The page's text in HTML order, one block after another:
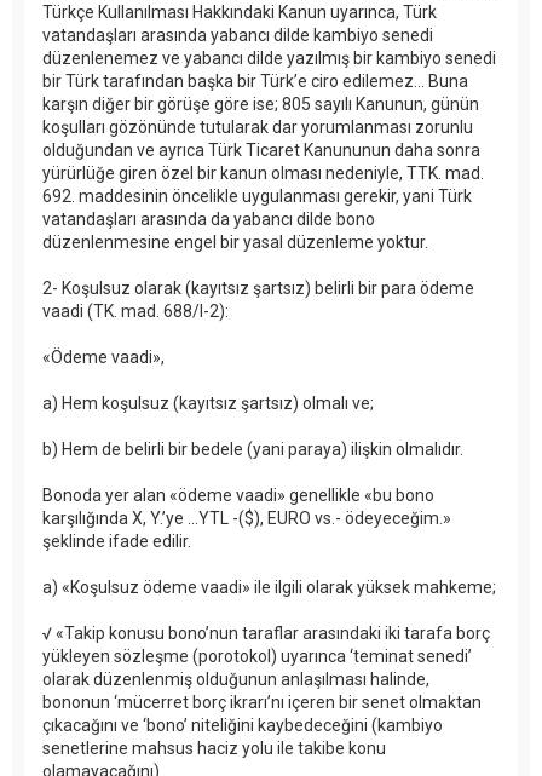
Türkçe Kullanılması Hakkındaki Kanun uyarınca, Türk
vatandaşları arasında yabancı dilde kambiyo senedi
düzenlenemez ve yabancı dilde yazılmış bir kambiyo senedi
bir Türk tarafından başka bir Türk’e ciro edilemez... Buna
karşın diğer bir görüşe göre ise; 805 sayılı Kanunun, günün
koşulları gözönünde tutularak dar yorumlanması zorunlu
olduğundan ve ayrıca Türk Ticaret Kanununun daha sonra
yürürlüğe giren özel bir kanun olması nedeniyle, TTK. mad.
692. maddesinin öncelikle uygulanması gerekir, yani Türk
vatandaşları arasında da yabancı dilde bono
düzenlenmesine engel bir yasal düzenleme yoktur.
2- Koşulsuz olarak (kayıtsız şartsız) belirli bir para ödeme
vaadi (TK. mad. 688/I-2):
«Ödeme vaadi»,
a) Hem koşulsuz (kayıtsız şartsız) olmalı ve;
b) Hem de belirli bir bedele (yani paraya) ilişkin olmalıdır.
Bonoda yer alan «ödeme vaadi» genellikle «bu bono
karşılığında X, Y.’ye ...YTL -($), EURO vs.- ödeyeceğim.»
şeklinde ifade edilir.
a) «Koşulsuz ödeme vaadi» ile ilgili olarak yüksek mahkeme;
√ «Takip konusu bono’nun taraflar arasındaki iki tarafa borç
yükleyen sözleşme (porotokol) uyarınca ‘teminat senedi’
olarak düzenlenmiş olduğunun anlaşılması halinde,
bononun ‘mücerret borç ikrarı’nı içeren bir senet olmaktan
çıkacağını ve ‘bono’ niteliğini kaybedeceğini (kambiyo
senetlerine mahsus haciz yolu ile takibe konu
olamayacağını)